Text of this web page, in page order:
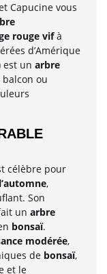
Capucine vous
rouge vifà
d’Amérique
est un arbre
ou
célèbre pour
,
Son
un arbre
bonsaï.
modérée,
de bonsaï,
et le